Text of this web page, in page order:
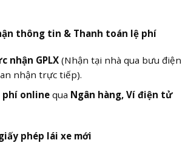
thông tin & Thanh toán lệ phí
nhận GPLX(Nhận tại nhà qua bưu điện
nhận trực tiếp).
phí onlinequa Ngân hàng, Ví điện tử
phép lái xe mới